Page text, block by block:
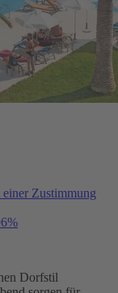
Zustimmung
Dorfstil